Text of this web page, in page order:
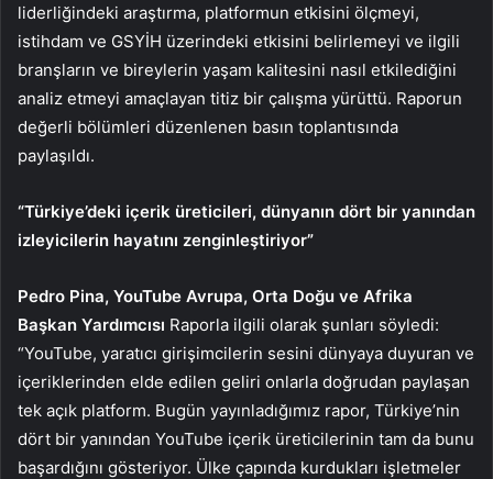
liderliğindeki araştırma, platformun etkisini ölçmeyi,
istihdam ve GSYİH üzerindeki etkisini belirlemeyi ve ilgili
branşların ve bireylerin yaşam kalitesini nasıl etkilediğini
analiz etmeyi amaçlayan titiz bir çalışma yürüttü. Raporun
değerli bölümleri düzenlenen basın toplantısında
paylaşıldı.
“Türkiye’deki içerik üreticileri, dünyanın dört bir yanından
izleyicilerin hayatını zenginleştiriyor”
Pedro Pina, YouTube Avrupa, Orta Doğu ve Afrika
Başkan Yardımcısı Raporla ilgili olarak şunları söyledi:
“YouTube, yaratıcı girişimcilerin sesini dünyaya duyuran ve
içeriklerinden elde edilen geliri onlarla doğrudan paylaşan
tek açık platform. Bugün yayınladığımız rapor, Türkiye’nin
dört bir yanından YouTube içerik üreticilerinin tam da bunu
başardığını gösteriyor. Ülke çapında kurdukları işletmeler